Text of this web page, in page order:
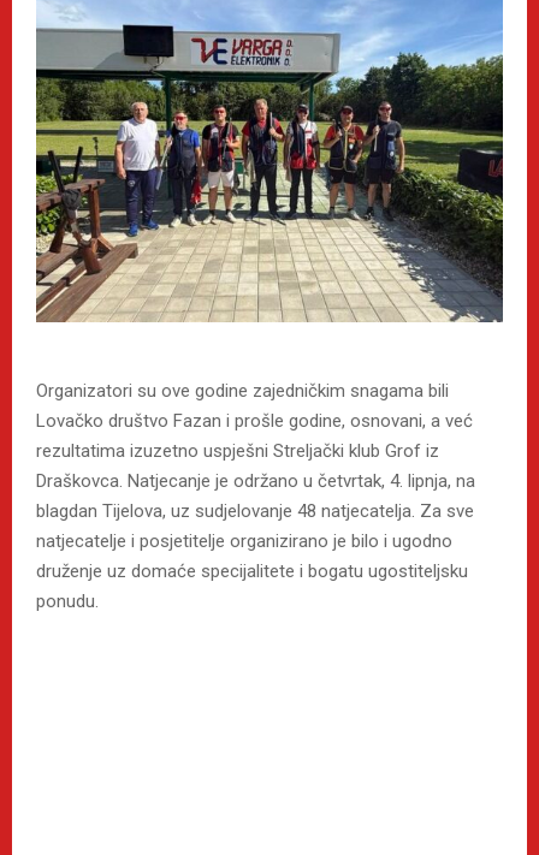
Organizatori su ove godine zajedničkim snagama bili
Lovačko društvo Fazan i prošle godine, osnovani, a već
rezultatima izuzetno uspješni Streljački klub Grof iz
Draškovca. Natjecanje je održano u četvrtak, 4. lipnja, na
blagdan Tijelova, uz sudjelovanje 48 natjecatelja. Za sve
natjecatelje i posjetitelje organizirano je bilo i ugodno
druženje uz domaće specijalitete i bogatu ugostiteljsku
ponudu.